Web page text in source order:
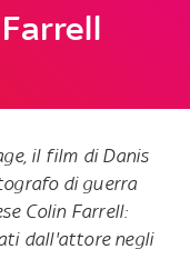
il film di Danis
di guerra
Colin Farrell:
dall'attore negli